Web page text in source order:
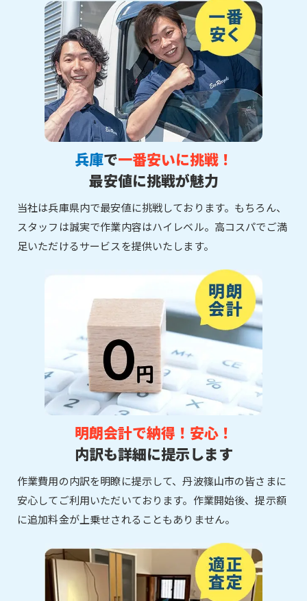
兵庫で一番安いに挑戦！
最安値に挑戦が魅力
当社は兵庫県内で最安値に挑戦しております。もちろん、
スタッフは誠実で作業内容はハイレベル。高コスパでご満
足いただけるサービスを提供いたします。
明朗会計で納得！安心！
内訳も詳細に提示します
作業費用の内訳を明瞭に提示して、丹波篠山市の皆さまに
安心してご利用いただいております。作業開始後、提示額
に追加料金が上乗せされることもありません。